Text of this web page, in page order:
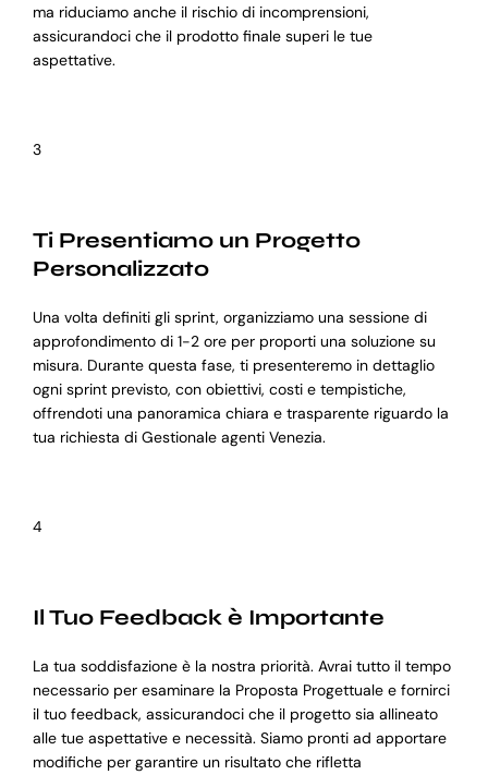
ma riduciamo anche il rischio di incomprensioni,
assicurandoci che il prodotto finale superi le tue
aspettative.
3
Ti Presentiamo un Progetto
Personalizzato
Una volta definiti gli sprint, organizziamo una sessione di
approfondimento di 1-2 ore per proporti una soluzione su
misura. Durante questa fase, ti presenteremo in dettaglio
ogni sprint previsto, con obiettivi, costi e tempistiche,
offrendoti una panoramica chiara e trasparente riguardo la
tua richiesta di Gestionale agenti Venezia.
4
Il Tuo Feedback è Importante
La tua soddisfazione è la nostra priorità. Avrai tutto il tempo
necessario per esaminare la Proposta Progettuale e fornirci
il tuo feedback, assicurandoci che il progetto sia allineato
alle tue aspettative e necessità. Siamo pronti ad apportare
modifiche per garantire un risultato che rifletta